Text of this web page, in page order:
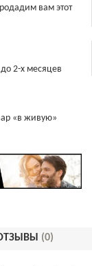
вам этот
2-х месяцев
«в живую»
(0)